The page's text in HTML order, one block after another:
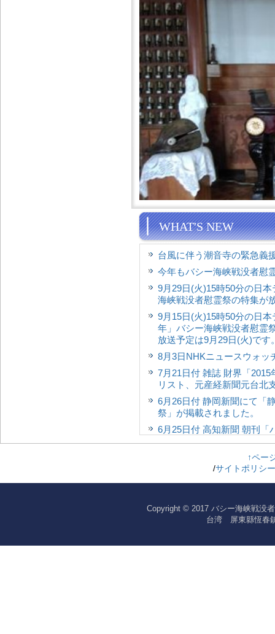
WHAT'S NEW
台風に伴う潮音寺の緊急義
今年もバシー海峡戦没者慰
9月29日(火)15時50分の日
海峡戦没者慰霊祭の特集が
9月15日(火)15時50分の日
年」バシー海峡戦没者慰霊
放送予定は9月29日(火)です
8月3日NHKニュースウォッ
7月21日付 雑誌 財界「
リスト、元産経新聞元台北
6月26日付 静岡新聞にて「
祭」が掲載されました。
6月25日付 高知新聞 朝刊
ー参加受け付け」が掲載さ
6月24日付 産経新聞 朝刊
6月14日付 日本経済新聞
数犠牲 風雨で傷み修復へ
「台北ナビ」に戦後７０
されました
↑ペー
/サイトポリシー
Copyright © 2017 バシー海峡戦没
台湾 屏東縣恆春